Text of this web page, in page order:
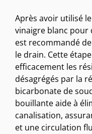
Après avoir utilisé
vinaigre blanc pour
est recommandé
le drain. Cette
efficacement les
désagrégés par la
bicarbonate de
bouillante aide à
canalisation,
et une circulation